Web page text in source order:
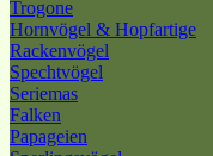
Trogone
Hornvögel & Hopfartige
Rackenvögel
Spechtvögel
Seriemas
Falken
Papageien